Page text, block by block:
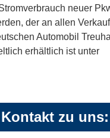
neuer
der an allen
Automobil
erhältlich ist unter
zu uns: